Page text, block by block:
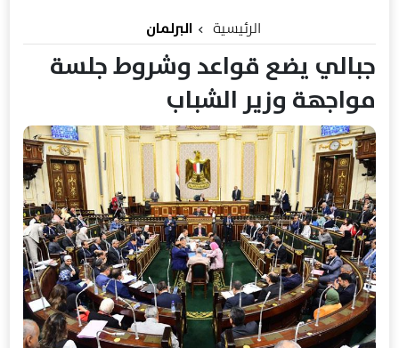
الرئيسية البرلمان
جبالي يضع قواعد وشروط جلسة
مواجهة وزير الشباب